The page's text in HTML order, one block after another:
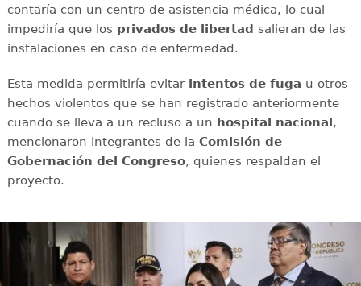
contaría con un centro de asistencia médica, lo cual
impediría que los privados de libertad salieran de las
instalaciones en caso de enfermedad.
Esta medida permitiría evitarintentos de fuga u otros
hechos violentos que se han registrado anteriormente
cuando se lleva a un recluso a un hospital nacional,
mencionaron integrantes de la Comisión de
Gobernación del Congreso, quienes respaldan el
proyecto.